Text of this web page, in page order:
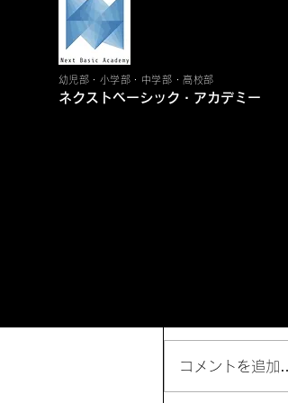
コメントを追加…
幼児部・小学部・中学部・高校部
ネクストベーシック・アカデミー